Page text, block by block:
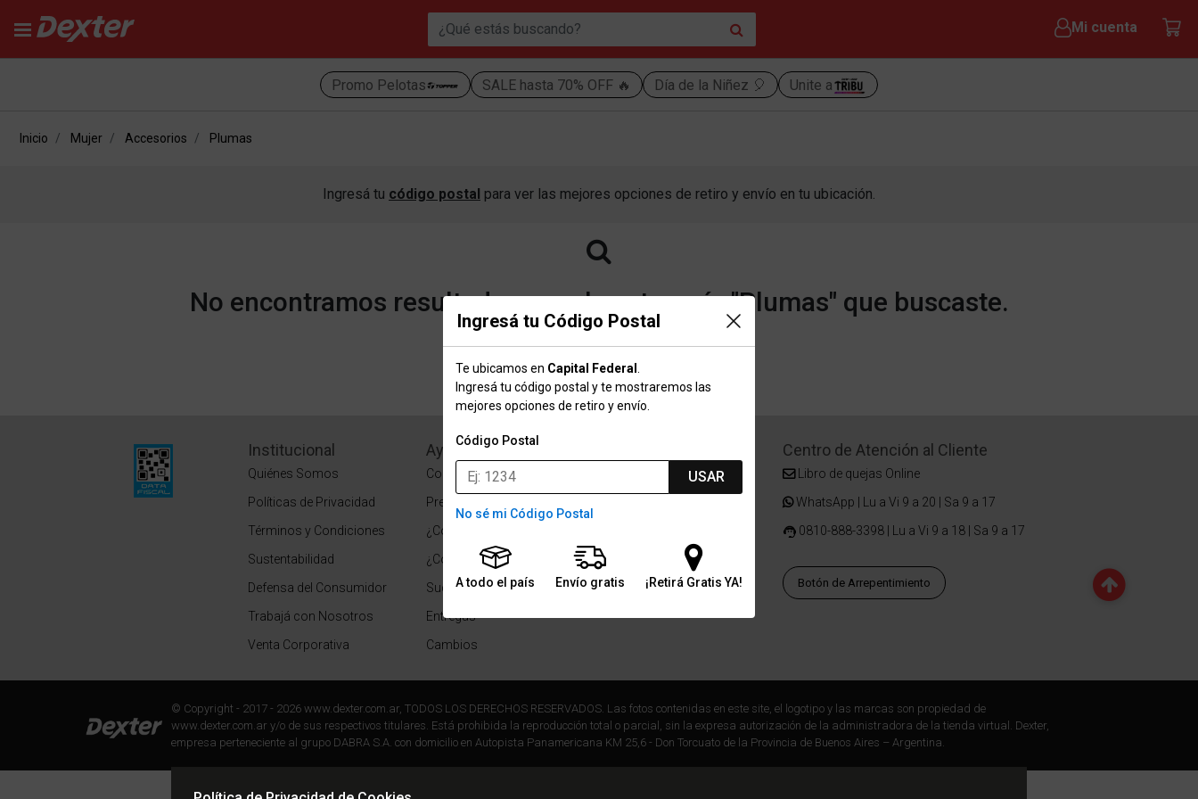
Mi cuenta
Promo Pelotas SALE hasta 70% OFF 🔥 Día de la Niñez 🎈 Unite a
Ingresá tu Código Postal
Te ubicamos en Capital Federal
Ingresá tu código postal y te mostraremos las
mejores opciones de retiro y envío.
Código Postal
USAR
No sé mi Código Postal
A todo el país Envío gratis ¡Retirá Gratis YA!
Inicio Mujer Accesorios Plumas
Ingresá tu código postal para ver las mejores opciones de retiro y envío en tu ubicación.
No encontramos resultados para la categoría "Plumas" que buscaste.
Volver a la página de inicio
Institucional
Quiénes Somos
Políticas de Privacidad
Términos y Condiciones
Sustentabilidad
Defensa del Consumidor
Trabajá con Nosotros
Venta Corporativa
Ayuda
Condiciones de pago
Preguntas Frecuentes
¿Cómo comprar?
¿Cómo medir tu talle?
Sucursales
Entregas
Cambios
Centro de Atención al Cliente
Libro de quejas Online
WhatsApp | Lu a Vi 9 a 20 | Sa 9 a 17
0810-888-3398 | Lu a Vi 9 a 18 | Sa 9 a 17
Botón de Arrepentimiento
© Copyright - 2017 - 2026 www.dexter.com.ar, TODOS LOS DERECHOS RESERVADOS. Las fotos contenidas en este site, el logotipo y las marcas son propiedad de
www.dexter.com.ar y/o de sus respectivos titulares. Está prohibida la reproducción total o parcial, sin la expresa autorización de la administradora de la tienda virtual. Dexter,
empresa perteneciente al grupo DABRA S.A. con domicilio en Autopista Panamericana KM 25,6 - Don Torcuato de la Provincia de Buenos Aires – Argentina.